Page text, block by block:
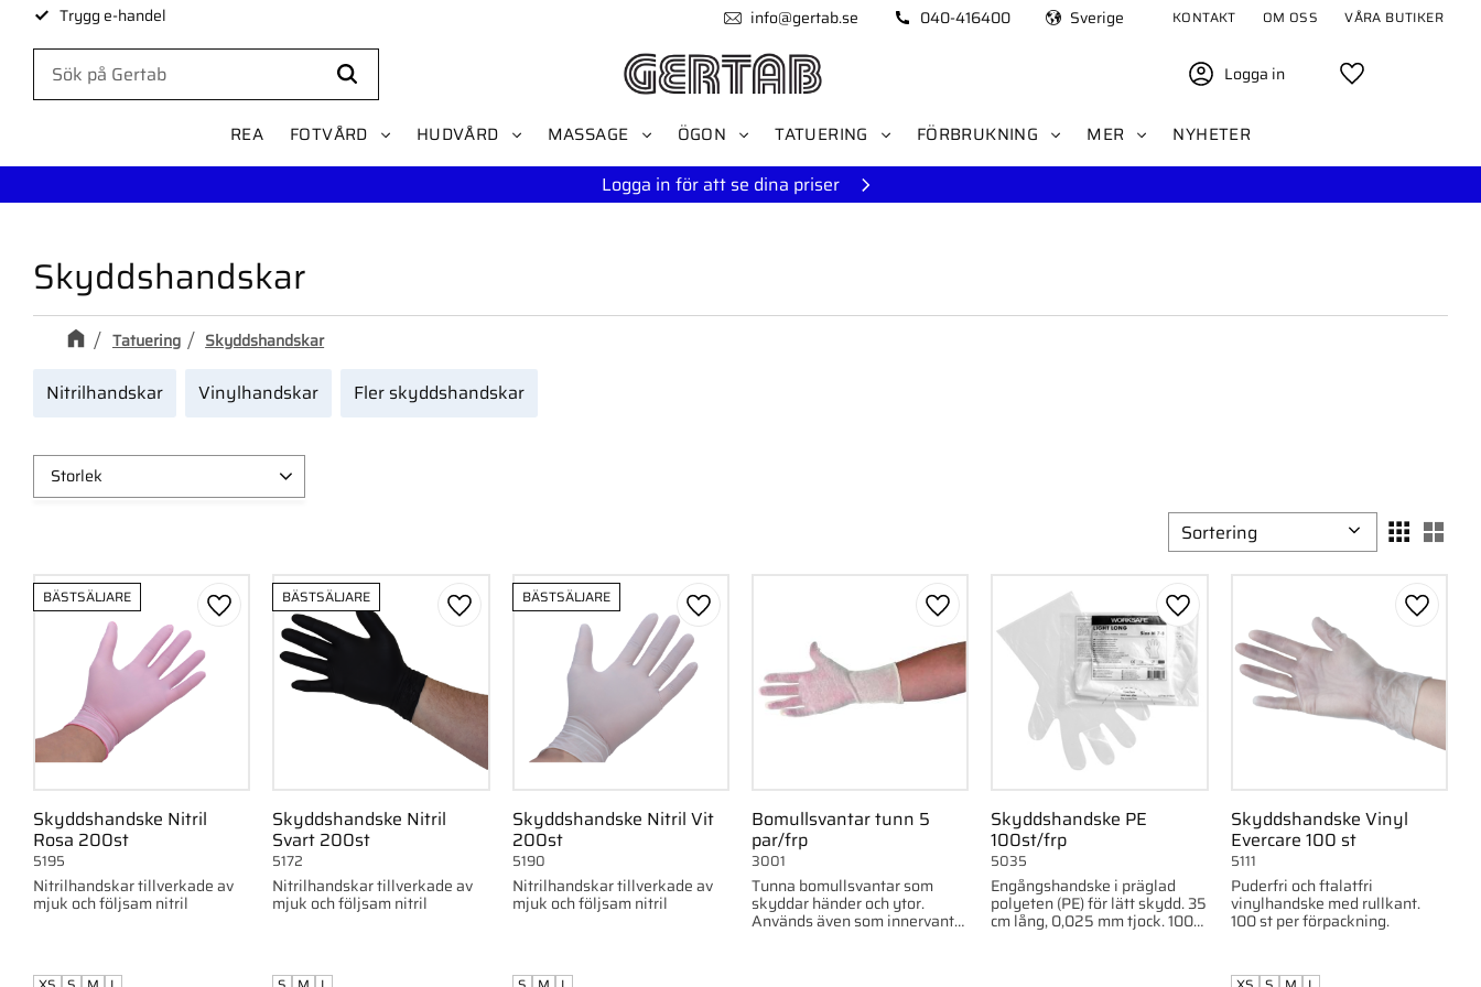
Trygg e-handel info@gertab.se 040-416400 Sverige KONTAKT OM OSS VÅRA BUTIKER
Logga in
REA FOTVÅRD HUDVÅRD MASSAGE ÖGON TATUERING FÖRBRUKNING MER NYHETER
Logga in för att se dina priser
Skyddshandskar
Tatuering Skyddshandskar
Nitrilhandskar Vinylhandskar Fler skyddshandskar
Storlek
M 4
L 4
Välj sortering
Skyddshandske Nitril
Rosa 200st
Nitrilhandskar tillverkade av
mjuk och följsam nitril
5195
BÄSTSÄLJARE
Lägg till i favoriter
Skyddshandske Nitril
Svart 200st
Nitrilhandskar tillverkade av
mjuk och följsam nitril
5172
BÄSTSÄLJARE
Lägg till i favoriter
Skyddshandske Nitril Vit
200st
Nitrilhandskar tillverkade av
mjuk och följsam nitril
5190
BÄSTSÄLJARE
Lägg till i favoriter
Bomullsvantar tunn 5
par/frp
Tunna bomullsvantar som
skyddar händer och ytor.
Används även som innervante.
3001
Lägg till i favoriter
Skyddshandske PE
100st/frp
Engångshandske i präglad
polyeten (PE) för lätt skydd. 35
cm lång, 0,025 mm tjock. 100
5035
Lägg till i favoriter
Skyddshandske Vinyl
Evercare 100 st
Puderfri och ftalatfri
vinylhandske med rullkant.
100 st per förpackning.
5111
Lägg